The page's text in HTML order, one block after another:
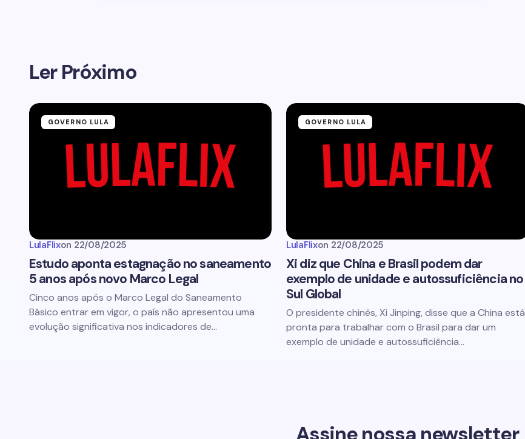
Ler Próximo
GOVERNO LULA
LulaFlixon 22/08/2025
Estudo aponta estagnação no saneamento
5 anos após novo Marco Legal
Cinco anos após o Marco Legal do Saneamento
Básico entrar em vigor, o país não apresentou uma
evolução significativa nos indicadores de…
GOVERNO LULA
LulaFlixon 22/08/2025
Xi diz que China e Brasil podem dar
exemplo de unidade e autossuficiência no
Sul Global
O presidente chinês, Xi Jinping, disse que a China está
pronta para trabalhar com o Brasil para dar um
exemplo de unidade e autossuficiência…